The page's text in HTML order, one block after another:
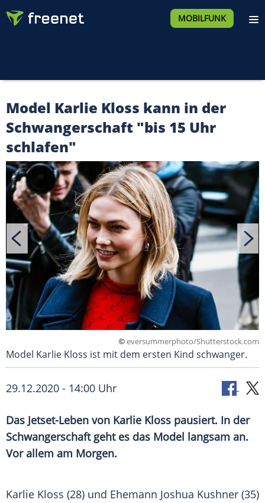
MOBILFUNK
Model Karlie Kloss kann in der
Schwangerschaft "bis 15 Uhr
schlafen"
©eversummerphoto/Shutterstock.com
Model Karlie Kloss ist mit dem ersten Kind schwanger.
29.12.2020 - 14:00 Uhr
Das Jetset-Leben von Karlie Kloss pausiert. In der
Schwangerschaftgeht es das Model langsam an.
Vor allem am Morgen.
Karlie Kloss (28) und Ehemann Joshua Kushner (35)